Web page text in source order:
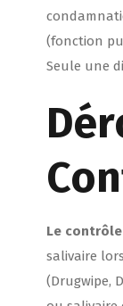
(fonction
Seule une
Le
salivaire
(Drugwipe,